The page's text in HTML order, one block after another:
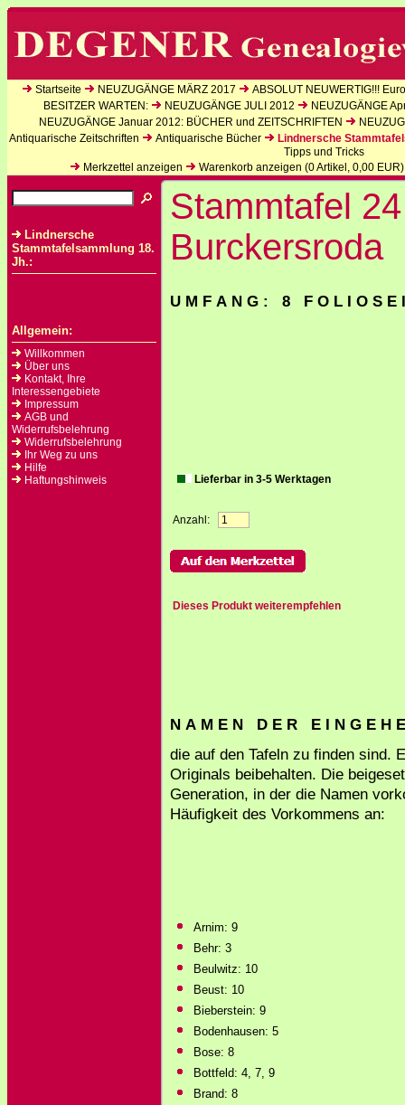
Startseite NEUZUGÄNGE MÄRZ 2017
ABSOLUT NEUWERTIG!!!
BESITZER WARTEN:
NEUZUGÄNGE JULI 2012
NEUZUGÄNGE
NEUZUGÄNGE Januar 2012: BÜCHER und ZEITSCHRIFTEN
Antiquarische Zeitschriften
Antiquarische Bücher
Lindnersche
Tipps und Tricks
Merkzettel anzeigen
Warenkorb anzeigen (0Artikel, 0,00 EUR)
Lindnersche
Stammtafelsammlung 18.
Jh.:
Allgemein:
Willkommen
Über uns
Kontakt, Ihre
Interessengebiete
Impressum
AGB und
Widerrufsbelehrung
Widerrufsbelehrung
Ihr Weg zu uns
Hilfe
Haftungshinweis
Stammtafel
Burckersroda
U M F A N G : 8 F O L I O S E
Lieferbar in 3-5 Werktagen
Anzahl:
Dieses Produkt weiterempfehlen
N A M E N D E R E I N G E H
die auf den Tafeln zu finden sind.
Originals beibehalten. Die
Generation, in der die Namen
Häufigkeit des Vorkommens an:
Arnim: 9
Behr: 3
Beulwitz: 10
Beust: 10
Bieberstein: 9
Bodenhausen: 5
Bose: 8
Bottfeld: 4, 7, 9
Brand: 8